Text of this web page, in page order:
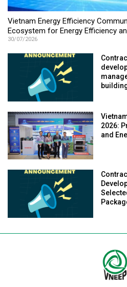
Vietnam Energy Efficiency
Ecosystem for Energy Efficiency
30/07/2026
2026:
and